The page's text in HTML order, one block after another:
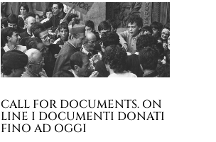
CALL FOR DOCUMENTS. ON
LINE I DOCUMENTI DONATI
FINO AD OGGI